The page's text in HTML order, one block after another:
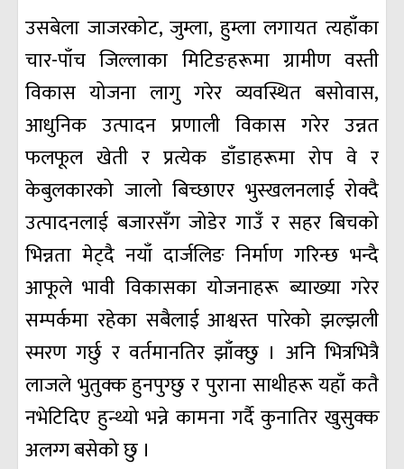
उसबेला जाजरकोट, जुम्ला, हुम्ला लगायत त्यहाँका
चार-पाँच जिल्लाका मिटिङहरूमा ग्रामीण वस्ती
विकास योजना लागु गरेर व्यवस्थित बसोवास,
आधुनिक उत्पादन प्रणाली विकास गरेर उन्नत
फलफूल खेती र प्रत्येक डाँडाहरूमा रोप वे र
केबुलकारको जालो बिच्छाएर भुस्खलनलाई रोक्दै
उत्पादनलाई बजारसँग जोडेर गाउँ र सहर बिचको
भिन्नता मेट्दै नयाँ दार्जलिङ निर्माण गरिन्छ भन्दै
आफूले भावी विकासका योजनाहरू ब्याख्या गरेर
सम्पर्कमा रहेका सबैलाई आश्वस्त पारेको झल्झली
स्मरण गर्छु र वर्तमानतिर झाँक्छु । अनि भित्रभित्रै
लाजले भुतुक्क हुनपुग्छु र पुराना साथीहरू यहाँ कतै
नभेटिदिए हुन्थ्यो भन्ने कामना गर्दै कुनातिर खुसुक्क
अलग्ग बसेको छु ।